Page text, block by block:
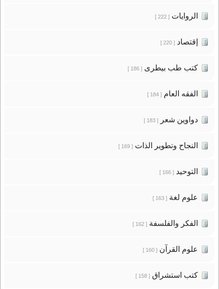
الروايات[ 222 ]
إقتصاد[ 220 ]
كتب طب بيطرى[ 186 ]
الفقه العام[ 184 ]
دواوين شعر[ 183 ]
النجاح وتطوير الذات[ 169 ]
التوحيد[ 166 ]
علوم لغة[ 163 ]
الفكر والفلسفة[ 162 ]
علوم القرآن[ 160 ]
كتب استشراق[ 158 ]